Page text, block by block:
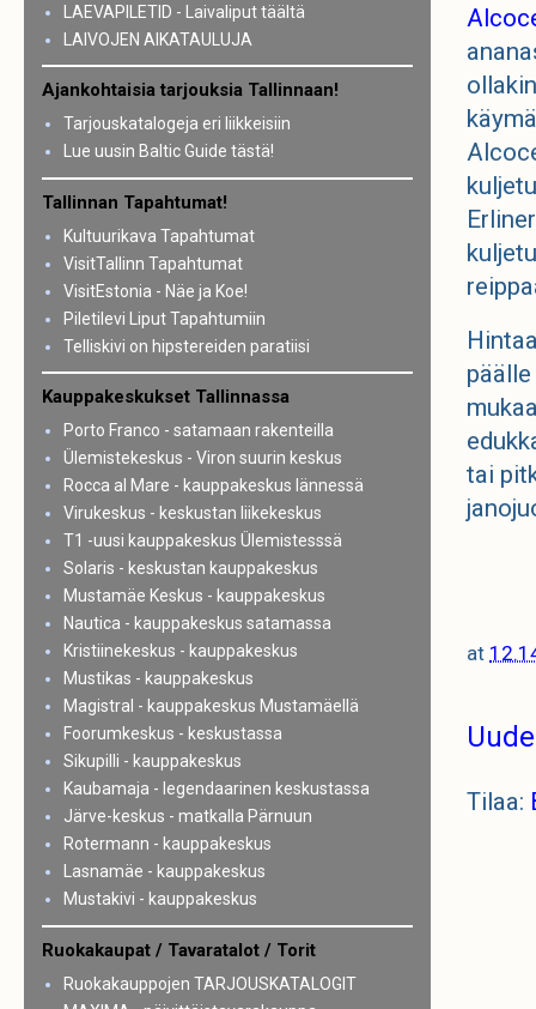
tai
at
Tilaa:
LAEVAPILETID - Laivaliput täältä
LAIVOJEN AIKATAULUJA
Ajankohtaisia tarjouksia Tallinnaan!
Tarjouskatalogeja eri liikkeisiin
Lue uusin Baltic Guide tästä!
Tallinnan Tapahtumat!
Kultuurikava Tapahtumat
VisitTallinn Tapahtumat
VisitEstonia - Näe ja Koe!
Piletilevi Liput Tapahtumiin
Telliskivi on hipstereiden paratiisi
Kauppakeskukset Tallinnassa
Porto Franco - satamaan rakenteilla
Ülemistekeskus - Viron suurin keskus
Rocca al Mare - kauppakeskus lännessä
Virukeskus - keskustan liikekeskus
T1 -uusi kauppakeskus Ülemistesssä
Solaris - keskustan kauppakeskus
Mustamäe Keskus - kauppakeskus
Nautica - kauppakeskus satamassa
Kristiinekeskus - kauppakeskus
Mustikas - kauppakeskus
Magistral - kauppakeskus Mustamäellä
Foorumkeskus - keskustassa
Sikupilli - kauppakeskus
Kaubamaja - legendaarinen keskustassa
Järve-keskus - matkalla Pärnuun
Rotermann - kauppakeskus
Lasnamäe - kauppakeskus
Mustakivi - kauppakeskus
Ruokakaupat / Tavaratalot / Torit
Ruokakauppojen TARJOUSKATALOGIT